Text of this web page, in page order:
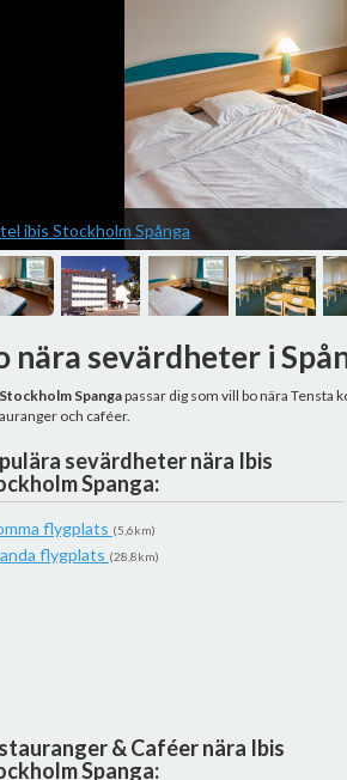
ibis Stockholm Spånga
nära sevärdheter i
Spangapassar dig som vill bo nära
och caféer.
sevärdheter nära Ibis
Spanga:
flygplats (5,6km)
flygplats (28,8km)
& Caféer nära Ibis
Spanga: